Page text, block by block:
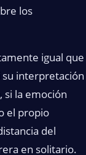
los
igual que
su interpretación
si la emoción
el propio
del
en solitario.